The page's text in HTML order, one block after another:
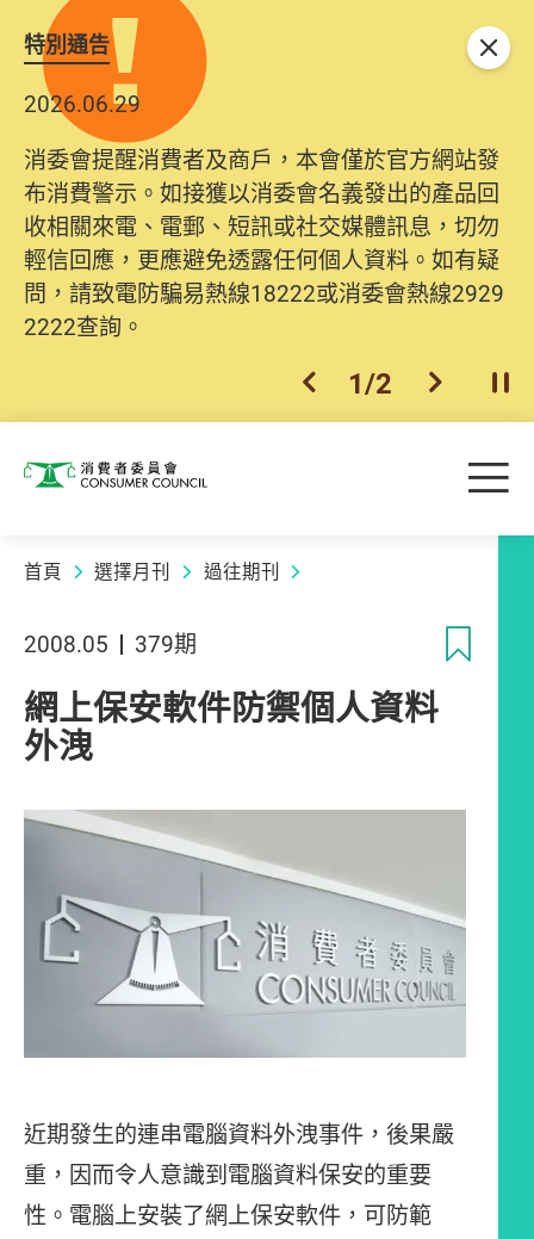
特別通告
2026.06.29
消委會提醒消費者及商戶，本會僅於官方網站發
布消費警示。如接獲以消委會名義發出的產品回
收相關來電、電郵、短訊或社交媒體訊息，切勿
輕信回應，更應避免透露任何個人資料。如有疑
問，請致電防騙易熱線18222或消委會熱線2929
2222查詢。
上一個
1/2 下一個開
關閉
消費者委員會 目
首頁 選擇月刊 過往期刊
2008.05 379期
網上保安軟件防禦個人資料
外洩
近期發生的連串電腦資料外洩事件，後果嚴
重，因而令人意識到電腦資料保安的重要
性。電腦上安裝了網上保安軟件，可防範